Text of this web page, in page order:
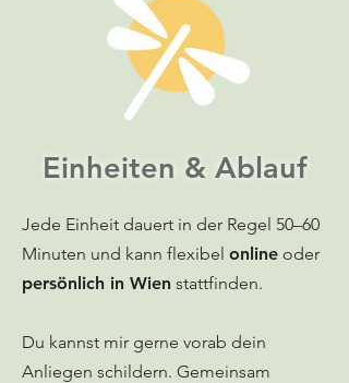
Einheiten & Ablauf
Jede Einheit dauert in der Regel 50–60
Minuten und kann flexibel online oder
persönlich in Wien stattfinden.
Du kannst mir gerne vorab dein
Anliegen schildern. Gemeinsam